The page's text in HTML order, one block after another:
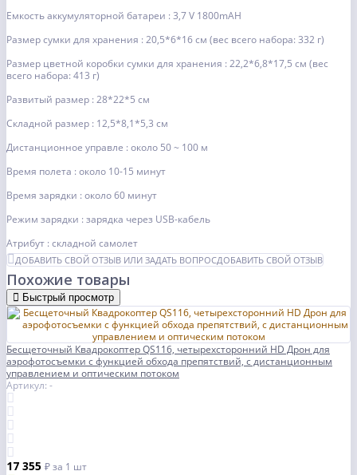
Емкость аккумуляторной батареи : 3,7 V 1800mAH
Размер сумки для хранения : 20,5*6*16 см (вес всего набора: 332 г)
Размер цветной коробки сумки для хранения : 22,2*6,8*17,5 см (вес
всего набора: 413 г)
Развитый размер : 28*22*5 см
Складной размер : 12,5*8,1*5,3 см
Дистанционное управле : около 50 ~ 100 м
Время полета : около 10-15 минут
Время зарядки : около 60 минут
Режим зарядки : зарядка через USB-кабель
Атрибут : складной самолет
ДОБАВИТЬ СВОЙ ОТЗЫВ ИЛИ ЗАДАТЬ ВОПРОСДОБАВИТЬ СВОЙ ОТЗЫВ
Похожие товары
Быстрый просмотр
Бесщеточный Квадрокоптер QS116, четырехсторонний HD Дрон для
аэрофотосъемки с функцией обхода препятствий, с дистанционным
управлением и оптическим потоком
Артикул: -
17 355 ₽за 1 шт